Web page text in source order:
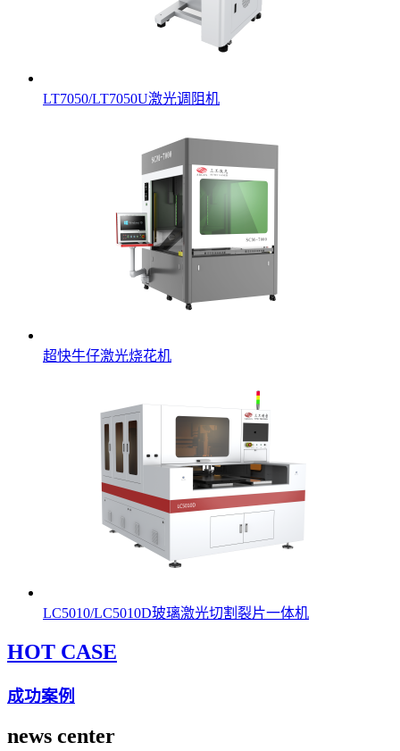
LT7050/LT7050U激光调阻机
超快牛仔激光烧花机
LC5010/LC5010D玻璃激光切割裂片一体机
HOT CASE
成功案例
news center